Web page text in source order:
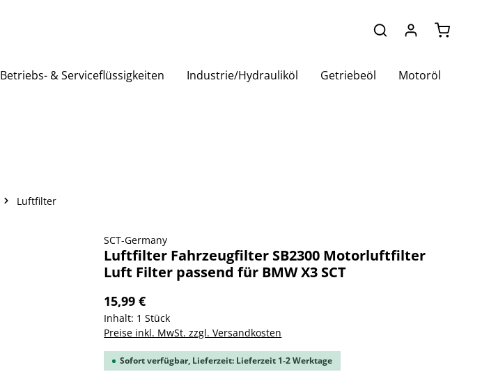
Betriebs- & Serviceflüssigkeiten Industrie/Hydrauliköl Getriebeöl Motoröl
Luftfilter
SCT-Germany
Luftfilter Fahrzeugfilter SB2300 Motorluftfilter
Luft Filter passend für BMW X3 SCT
15,99 €
Inhalt: 1 Stück
Preise inkl. MwSt. zzgl. Versandkosten
Sofort verfügbar, Lieferzeit: Lieferzeit 1-2 Werktage